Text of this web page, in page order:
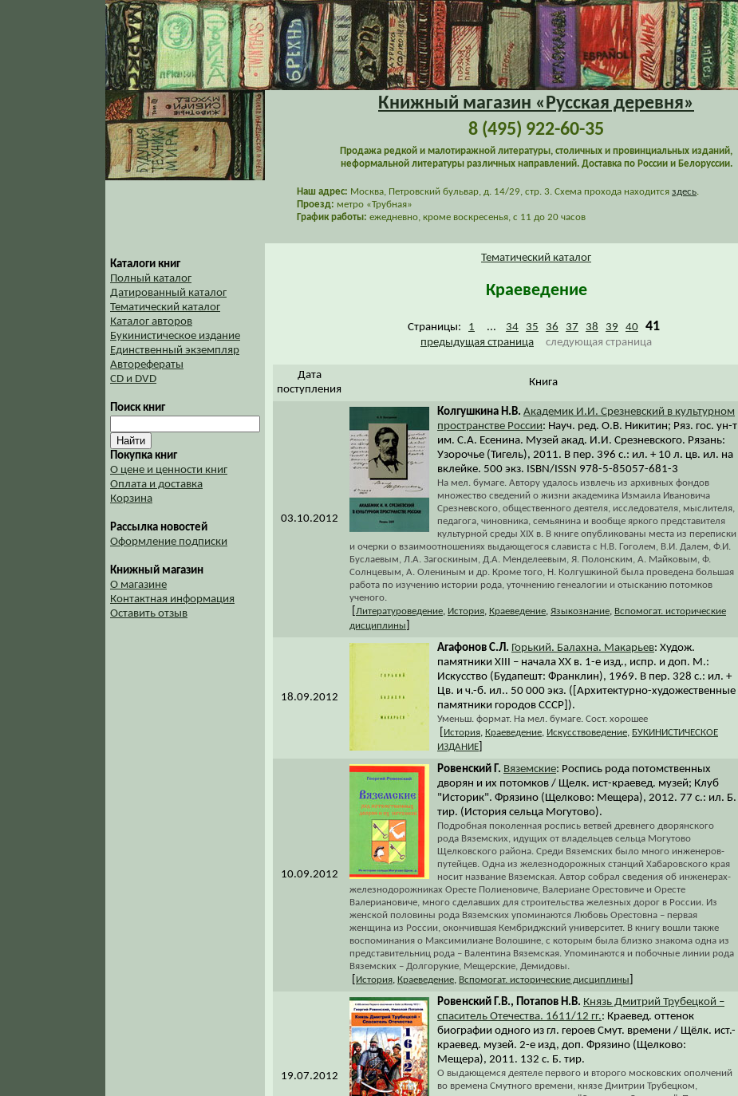
Книжный магазин «Русская деревня»
8 (495) 922-60-35
Продажа редкой и малотиражной литературы, столичных и провинциальных изданий,
неформальной литературы различных направлений. Доставка по России и Белоруссии.
Наш адрес: Москва, Петровский бульвар, д. 14/29, стр. 3. Схема прохода находится здесь.
Проезд: метро «Трубная»
График работы: ежедневно, кроме воскресенья, с 11 до 20 часов
Каталоги книг
Полный каталог
Датированный каталог
Тематический каталог
Каталог авторов
Букинистическое издание
Единственный экземпляр
Авторефераты
CD и DVD
Поиск книг
Покупка книг
О цене и ценности книг
Оплата и доставка
Корзина
Рассылка новостей
Оформление подписки
Книжный магазин
О магазине
Контактная информация
Оставить отзыв
Тематический каталог
Краеведение
Страницы: 1 ... 34 35 36 37 38 39 40 41
предыдущая страница следующая страница
Дата
поступления
Книга
03.10.2012
Колгушкина Н.В. Академик И.И. Срезневский в культурном
пространстве России: Науч. ред. О.В. Никитин; Ряз. гос. ун-т
им. С.А. Есенина. Музей акад. И.И. Срезневского. Рязань:
Узорочье (Тигель), 2011. В пер. 396 с.: ил. + 10 л. цв. ил. на
вклейке. 500 экз. ISBN/ISSN 978-5-85057-681-3
На мел. бумаге. Автору удалось извлечь из архивных фондов
множество сведений о жизни академика Измаила Ивановича
Срезневского, общественного деятеля, исследователя, мыслителя,
педагога, чиновника, семьянина и вообще яркого представителя
культурной среды XIX в. В книге опубликованы места из переписки
и очерки о взаимоотношениях выдающегося слависта с Н.В. Гоголем, В.И. Далем, Ф.И.
Буслаевым, Л.А. Загоскиным, Д.А. Менделеевым, Я. Полонским, А. Майковым, Ф.
Солнцевым, А. Олениным и др. Кроме того, Н. Колгушкиной была проведена большая
работа по изучению истории рода, уточнению генеалогии и отысканию потомков
ученого.
Литературоведение История Краеведение Языкознание Вспомогат. исторические
дисциплины
18.09.2012
Агафонов С.Л. Горький. Балахна. Макарьев: Худож.
памятники XIII – начала XX в. 1-е изд., испр. и доп. М.:
Искусство (Будапешт: Франклин), 1969. В пер. 328 с.: ил. +
Цв. и ч.-б. ил.. 50 000 экз. ([Архитектурно-художественные
памятники городов СССР]).
Уменьш. формат. На мел. бумаге. Сост. хорошее
История Краеведение Искусствоведение БУКИНИСТИЧЕСКОЕ
ИЗДАНИЕ
10.09.2012
Ровенский Г. Вяземские: Роспись рода потомственных
дворян и их потомков / Щелк. ист-краевед. музей; Клуб
"Историк". Фрязино (Щелково: Мещера), 2012. 77 с.: ил. Б.
тир. (История сельца Могутово).
Подробная поколенная роспись ветвей древнего дворянского
рода Вяземских, идущих от владельцев сельца Могутово
Щелковского района. Среди Вяземских было много инженеров-
путейцев. Одна из железнодорожных станций Хабаровского края
носит название Вяземская. Автор собрал сведения об инженерах-
железнодорожниках Оресте Полиеновиче, Валериане Орестовиче и Оресте
Валериановиче, много сделавших для строительства железных дорог в России. Из
женской половины рода Вяземских упоминаются Любовь Орестовна – первая
женщина из России, окончившая Кембриджский университет. В книгу вошли также
воспоминания о Максимилиане Волошине, с которым была близко знакома одна из
представительниц рода – Валентина Вяземская. Упоминаются и побочные линии рода
Вяземских – Долгорукие, Мещерские, Демидовы.
История Краеведение Вспомогат. исторические дисциплины
19.07.2012
Ровенский Г.В., Потапов Н.В. Князь Дмитрий Трубецкой –
спаситель Отечества. 1611/12 гг.: Краевед. оттенок
биографии одного из гл. героев Смут. времени / Щёлк. ист.-
краевед. музей. 2-е изд, доп. Фрязино (Щелково:
Мещера), 2011. 132 с. Б. тир.
О выдающемся деятеле первого и второго московских ополчений
во времена Смутного времени, князе Дмитрии Трубецком,